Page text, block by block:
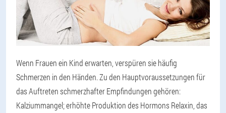
Wenn Frauen ein Kind erwarten, verspüren sie häufig
Schmerzen in den Händen. Zu den Hauptvoraussetzungen für
das Auftreten schmerzhafter Empfindungen gehören:
Kalziummangel; erhöhte Produktion des Hormons Relaxin, das